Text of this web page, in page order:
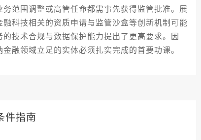
范围调整或高管任命都需事先获得监管批准。展
科技相关的资质申请与监管沙盒等创新机制可能
技术合规与数据保护能力提出了更高要求。因
融领域立足的实体必须扎实完成的首要功课。
件指南